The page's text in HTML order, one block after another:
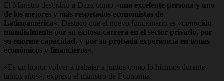
El Ministro describió a Daza como «una excelente persona y uno
de los mejores y más respetados economistas de
Latinoamérica«. Destacó que el nuevo funcionario es «conocido
mundialmente por su exitosa carrera en el sector privado, por
su enorme capacidad, y por su probada experiencia en temas
económicos y financieros«.
«Es un honor volver a trabajar a juntos como lo hicimos durante
tantos años», expresó el ministro de Economía.